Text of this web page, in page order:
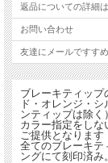
返品についての詳細
お問い合わせ
友達にメールですす
ブレーキティッ
ド・オレンジ・
ンティップは除く
カラー指定をし
ご提供となります
全てのブレーキテ
ングにて刻印済み。